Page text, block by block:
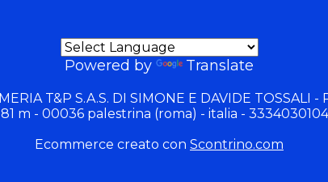
Powered by Translate
T&P S.A.S. DI SIMONE E DAVIDE TOSSALI -
m - 00036 palestrina (roma) - italia -
Ecommerce creato con Scontrino.com